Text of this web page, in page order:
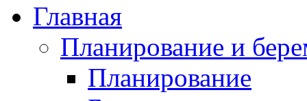
Главная
Планирование и
Планирование